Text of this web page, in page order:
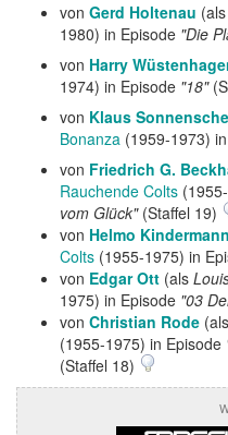
von Gerd Holtenau (als
1980) in Episode "Die
von Harry
1974) in Episode "18"
von Klaus
Bonanza (1959-1973) in
von Friedrich G.
Rauchende Colts
vom Glück"(Staffel 19)
von Helmo Kindermann
Colts (1955-1975) in
von Edgar Ott (als
1975) in Episode "03
von Christian Rode (als
(1955-1975) in Episode
(Staffel 18)